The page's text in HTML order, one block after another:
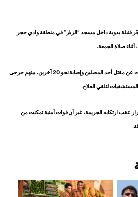
قنبلة يدوية داخل مسجد “الزيار” في منطقة وادي حجر
أثناء صلاة الجمعة.
وأوضحت المصادر، أن الحادثة أسفرت عن مقتل أحد المصلين وإصابة نحو 20 آخرين، بينهم جرحى
لتلقي العلاج.
عقب ارتكابه الجريمة، غير أن قوات أمنية تمكنت من